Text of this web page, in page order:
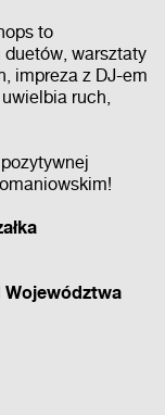
to
warsztaty
impreza z DJ-em
ruch,
Województwa